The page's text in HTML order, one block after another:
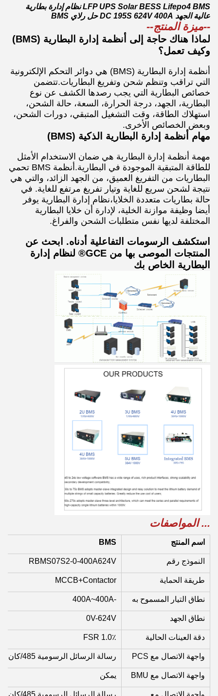
LFP UPS Solar BESS Lifepo4 BMS نظام إدارة بطارية
عالية الجهد DC 195S 624V 400A حل رلاي BMS
--ميزة المنتج--
لماذا هناك حاجة إلى أنظمة إدارة البطارية (BMS)
وكيف تعمل؟
أنظمة إدارة البطارية (BMS) هي دوائر التحكم الإلكترونية
التي تراقب وتنظم شحن وتفريغ البطاريات.تتضمن
خصائص البطارية التي يجب رصدها الكشف عن نوع
البطارية، الجهد، درجة الحرارة، السعة، حالة الشحن،
استهلاك الطاقة، وقت التشغيل المتبقي، دورات الشحن،
وبعض الخصائص الأخرى.
مهام أنظمة إدارة البطارية الذكية (BMS)
مهمة أنظمة إدارة البطارية هي ضمان الاستخدام الأمثل
للطاقة المتبقية الموجودة في البطارية.أنظمة BMS تحمي
البطاريات من التفريغ العميق، من الجهد الزائد، والتي هي
نتيجة لشحن سريع للغاية وتيار تفريغ مرتفع للغاية. في
حالة بطاريات متعددة الخلايا،نظام إدارة البطارية يوفر
أيضا وظيفة موازنة الخلية، لإدارة أن خلايا البطارية
المختلفة لديها نفس متطلبات الشحن والفراغ.
استكشف الرسومات التفاعلية أدناه. ابحث عن
المنتجات الموصى بها من GCE® لنظام إدارة
البطارية الخاص بك
... المواصفات
اسم المنتج BMS
النموذج رقم RBMS07S2-0-400A624V
طريقة الحماية MCCB+Contactor
نطاق التيار المسموح به -400A~400A
نطاق الجهد 0V-624V
دقة العينات الحالية 1.0٪ FSR
واجهة الاتصال مع PCS رسالة الرسائل الرسومية 485/كان
واجهة الاتصال مع BMU يمكن
واجهة الاتصال مع رسالة الرسائل الرسومية 485/كان